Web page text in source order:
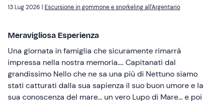
13 Lug 2026 | Escursione in gommone e snorkeling all'Argentario
Meravigliosa Esperienza
Una giornata in famiglia che sicuramente rimarrà
impressa nella nostra memoria…. Capitanati dal
grandissimo Nello che ne sa una più di Nettuno siamo
stati catturati dalla sua sapienza il suo buon umore e la
sua conoscenza del mare… un vero Lupo di Mare… e poi